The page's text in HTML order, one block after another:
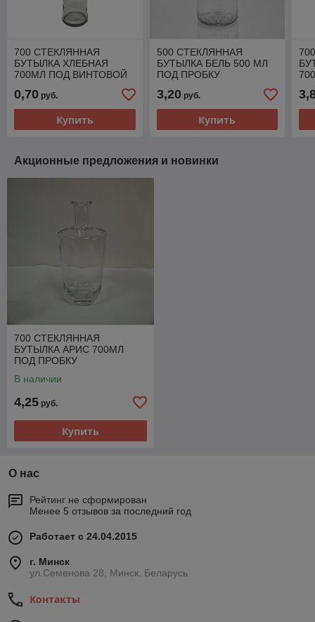
700 СТЕКЛЯННАЯ
БУТЫЛКА ХЛЕБНАЯ
700МЛ ПОД ВИНТОВОЙ
0,70 руб.
Купить
500 СТЕКЛЯННАЯ
БУТЫЛКА БЕЛЬ 500 МЛ
ПОД ПРОБКУ
3,20руб.
Купить
Акционные предложения и новинки
700 СТЕКЛЯННАЯ
БУТЫЛКА АРИС 700МЛ
ПОД ПРОБКУ
В наличии
4,25 руб.
Купить
О нас
Рейтинг не сформирован
Менее 5 отзывов за последний год
Работает с 24.04.2015
г. Минск
ул.Семенова 28, Минск, Беларусь
Контакты